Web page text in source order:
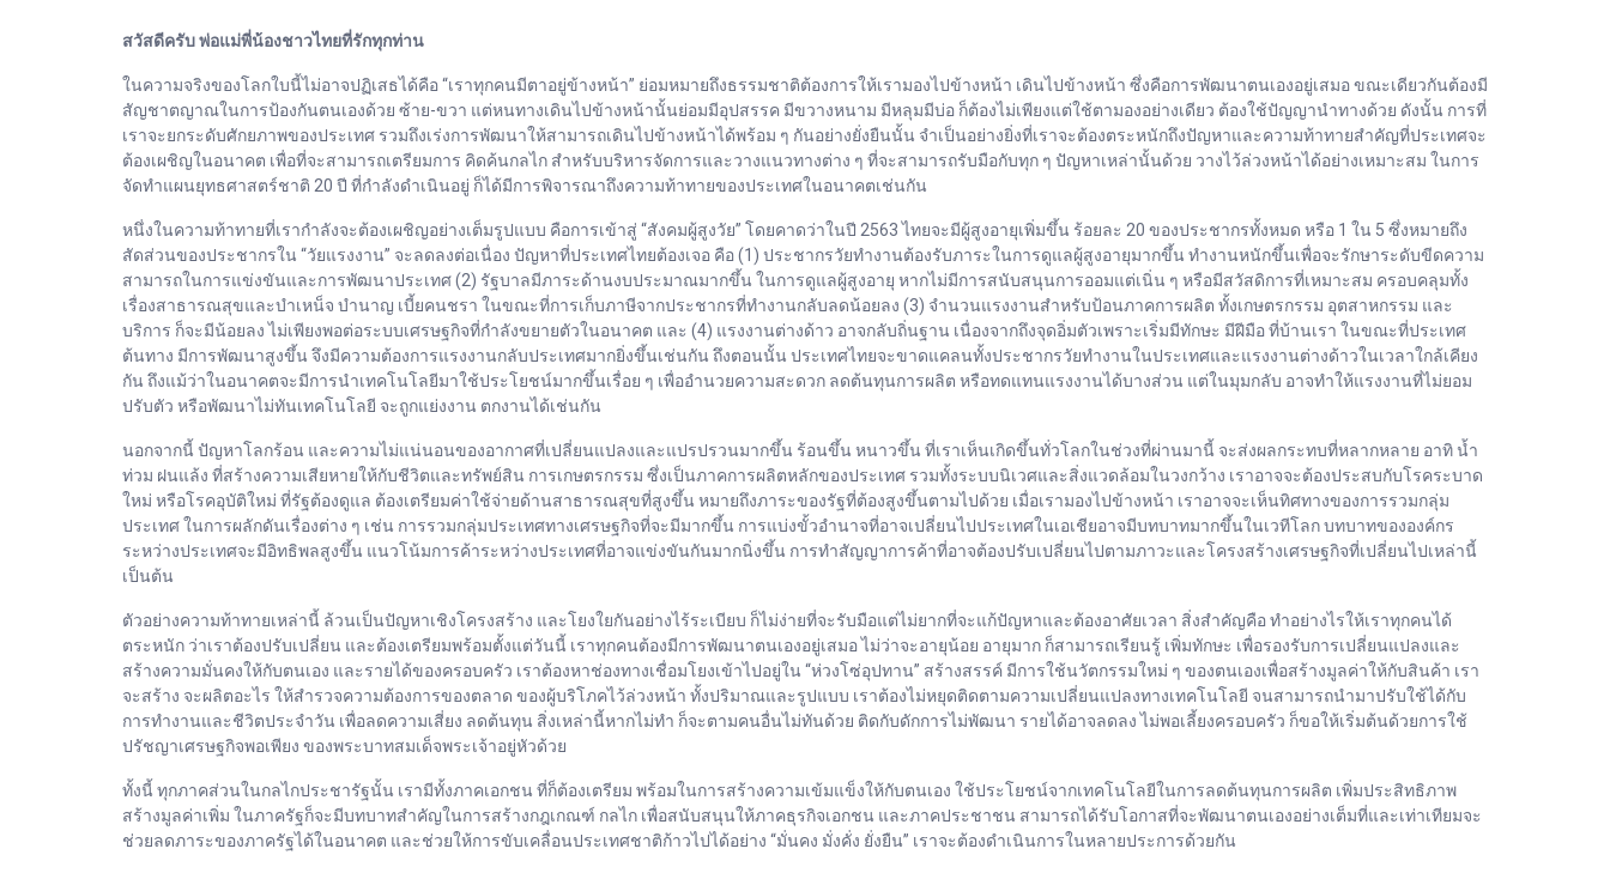
สวัสดีครับ พ่อแม่พี่น้องชาวไทยที่รักทุกท่าน
ในความจริงของโลกใบนี้ไม่อาจปฏิเสธได้คือ “เราทุกคนมีตาอยู่ข้างหน้า” ย่อมหมายถึงธรรมชาติต้องการให้เรามองไปข้างหน้า เดินไปข้างหน้า ซึ่งคือการพัฒนาตนเองอยู่เสมอ ขณะเดียวกันต้องมี
สัญชาตญาณในการป้องกันตนเองด้วย ซ้าย-ขวา แต่หนทางเดินไปข้างหน้านั้นย่อมมีอุปสรรค มีขวางหนาม มีหลุมมีบ่อ ก็ต้องไม่เพียงแต่ใช้ตามองอย่างเดียว ต้องใช้ปัญญานำทางด้วย ดังนั้น การที่
เราจะยกระดับศักยภาพของประเทศ รวมถึงเร่งการพัฒนาให้สามารถเดินไปข้างหน้าได้พร้อม ๆ กันอย่างยั่งยืนนั้น จำเป็นอย่างยิ่งที่เราจะต้องตระหนักถึงปัญหาและความท้าทายสำคัญที่ประเทศจะ
ต้องเผชิญในอนาคต เพื่อที่จะสามารถเตรียมการ คิดค้นกลไก สำหรับบริหารจัดการและวางแนวทางต่าง ๆ ที่จะสามารถรับมือกับทุก ๆ ปัญหาเหล่านั้นด้วย วางไว้ล่วงหน้าได้อย่างเหมาะสม ในการ
จัดทำแผนยุทธศาสตร์ชาติ 20 ปี ที่กำลังดำเนินอยู่ ก็ได้มีการพิจารณาถึงความท้าทายของประเทศในอนาคตเช่นกัน
หนึ่งในความท้าทายที่เรากำลังจะต้องเผชิญอย่างเต็มรูปแบบ คือการเข้าสู่ “สังคมผู้สูงวัย” โดยคาดว่าในปี 2563 ไทยจะมีผู้สูงอายุเพิ่มขึ้น ร้อยละ 20 ของประชากรทั้งหมด หรือ 1 ใน 5 ซึ่งหมายถึง
สัดส่วนของประชากรใน “วัยแรงงาน” จะลดลงต่อเนื่อง ปัญหาที่ประเทศไทยต้องเจอ คือ (1) ประชากรวัยทำงานต้องรับภาระในการดูแลผู้สูงอายุมากขึ้น ทำงานหนักขึ้นเพื่อจะรักษาระดับขีดความ
สามารถในการแข่งขันและการพัฒนาประเทศ (2) รัฐบาลมีภาระด้านงบประมาณมากขึ้น ในการดูแลผู้สูงอายุ หากไม่มีการสนับสนุนการออมแต่เนิ่น ๆ หรือมีสวัสดิการที่เหมาะสม ครอบคลุมทั้ง
เรื่องสาธารณสุขและบำเหน็จ บำนาญ เบี้ยคนชรา ในขณะที่การเก็บภาษีจากประชากรที่ทำงานกลับลดน้อยลง (3) จำนวนแรงงานสำหรับป้อนภาคการผลิต ทั้งเกษตรกรรม อุตสาหกรรม และ
บริการ ก็จะมีน้อยลง ไม่เพียงพอต่อระบบเศรษฐกิจที่กำลังขยายตัวในอนาคต และ (4) แรงงานต่างด้าว อาจกลับถิ่นฐาน เนื่องจากถึงจุดอิ่มตัวเพราะเริ่มมีทักษะ มีฝีมือ ที่บ้านเรา ในขณะที่ประเทศ
ต้นทาง มีการพัฒนาสูงขึ้น จึงมีความต้องการแรงงานกลับประเทศมากยิ่งขึ้นเช่นกัน ถึงตอนนั้น ประเทศไทยจะขาดแคลนทั้งประชากรวัยทำงานในประเทศและแรงงานต่างด้าวในเวลาใกล้เคียง
กัน ถึงแม้ว่าในอนาคตจะมีการนำเทคโนโลยีมาใช้ประโยชน์มากขึ้นเรื่อย ๆ เพื่ออำนวยความสะดวก ลดต้นทุนการผลิต หรือทดแทนแรงงานได้บางส่วน แต่ในมุมกลับ อาจทำให้แรงงานที่ไม่ยอม
ปรับตัว หรือพัฒนาไม่ทันเทคโนโลยี จะถูกแย่งงาน ตกงานได้เช่นกัน
นอกจากนี้ ปัญหาโลกร้อน และความไม่แน่นอนของอากาศที่เปลี่ยนแปลงและแปรปรวนมากขึ้น ร้อนขึ้น หนาวขึ้น ที่เราเห็นเกิดขึ้นทั่วโลกในช่วงที่ผ่านมานี้ จะส่งผลกระทบที่หลากหลาย อาทิ น้ำ
ท่วม ฝนแล้ง ที่สร้างความเสียหายให้กับชีวิตและทรัพย์สิน การเกษตรกรรม ซึ่งเป็นภาคการผลิตหลักของประเทศ รวมทั้งระบบนิเวศและสิ่งแวดล้อมในวงกว้าง เราอาจจะต้องประสบกับโรคระบาด
ใหม่ หรือโรคอุบัติใหม่ ที่รัฐต้องดูแล ต้องเตรียมค่าใช้จ่ายด้านสาธารณสุขที่สูงขึ้น หมายถึงภาระของรัฐที่ต้องสูงขึ้นตามไปด้วย เมื่อเรามองไปข้างหน้า เราอาจจะเห็นทิศทางของการรวมกลุ่ม
ประเทศ ในการผลักดันเรื่องต่าง ๆ เช่น การรวมกลุ่มประเทศทางเศรษฐกิจที่จะมีมากขึ้น การแบ่งขั้วอำนาจที่อาจเปลี่ยนไปประเทศในเอเชียอาจมีบทบาทมากขึ้นในเวทีโลก บทบาทขององค์กร
ระหว่างประเทศจะมีอิทธิพลสูงขึ้น แนวโน้มการค้าระหว่างประเทศที่อาจแข่งขันกันมากนิ่งขึ้น การทำสัญญาการค้าที่อาจต้องปรับเปลี่ยนไปตามภาวะและโครงสร้างเศรษฐกิจที่เปลี่ยนไปเหล่านี้
เป็นต้น
ตัวอย่างความท้าทายเหล่านี้ ล้วนเป็นปัญหาเชิงโครงสร้าง และโยงใยกันอย่างไร้ระเบียบ ก็ไม่ง่ายที่จะรับมือแต่ไม่ยากที่จะแก้ปัญหาและต้องอาศัยเวลา สิ่งสำคัญคือ ทำอย่างไรให้เราทุกคนได้
ตระหนัก ว่าเราต้องปรับเปลี่ยน และต้องเตรียมพร้อมตั้งแต่วันนี้ เราทุกคนต้องมีการพัฒนาตนเองอยู่เสมอ ไม่ว่าจะอายุน้อย อายุมาก ก็สามารถเรียนรู้ เพิ่มทักษะ เพื่อรองรับการเปลี่ยนแปลงและ
สร้างความมั่นคงให้กับตนเอง และรายได้ของครอบครัว เราต้องหาช่องทางเชื่อมโยงเข้าไปอยู่ใน “ห่วงโซ่อุปทาน” สร้างสรรค์ มีการใช้นวัตกรรมใหม่ ๆ ของตนเองเพื่อสร้างมูลค่าให้กับสินค้า เรา
จะสร้าง จะผลิตอะไร ให้สำรวจความต้องการของตลาด ของผู้บริโภคไว้ล่วงหน้า ทั้งปริมาณและรูปแบบ เราต้องไม่หยุดติดตามความเปลี่ยนแปลงทางเทคโนโลยี จนสามารถนำมาปรับใช้ได้กับ
การทำงานและชีวิตประจำวัน เพื่อลดความเสี่ยง ลดต้นทุน สิ่งเหล่านี้หากไม่ทำ ก็จะตามคนอื่นไม่ทันด้วย ติดกับดักการไม่พัฒนา รายได้อาจลดลง ไม่พอเลี้ยงครอบครัว ก็ขอให้เริ่มต้นด้วยการใช้
ปรัชญาเศรษฐกิจพอเพียง ของพระบาทสมเด็จพระเจ้าอยู่หัวด้วย
ทั้งนี้ ทุกภาคส่วนในกลไกประชารัฐนั้น เรามีทั้งภาคเอกชน ที่ก็ต้องเตรียม พร้อมในการสร้างความเข้มแข็งให้กับตนเอง ใช้ประโยชน์จากเทคโนโลยีในการลดต้นทุนการผลิต เพิ่มประสิทธิภาพ
สร้างมูลค่าเพิ่ม ในภาครัฐก็จะมีบทบาทสำคัญในการสร้างกฎเกณฑ์ กลไก เพื่อสนับสนุนให้ภาคธุรกิจเอกชน และภาคประชาชน สามารถได้รับโอกาสที่จะพัฒนาตนเองอย่างเต็มที่และเท่าเทียมจะ
ช่วยลดภาระของภาครัฐได้ในอนาคต และช่วยให้การขับเคลื่อนประเทศชาติก้าวไปได้อย่าง “มั่นคง มั่งคั่ง ยั่งยืน” เราจะต้องดำเนินการในหลายประการด้วยกัน